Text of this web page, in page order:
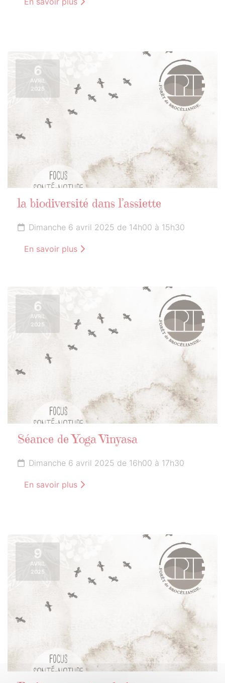
6
AVRIL
2025
la biodiversité dans l’assiette
Dimanche 6 avril 2025 de 14h00 à 15h30
En savoir plus
6
AVRIL
2025
Séance de Yoga Vinyasa
Dimanche 6 avril 2025 de 16h00 à 17h30
En savoir plus
9
AVRIL
2025